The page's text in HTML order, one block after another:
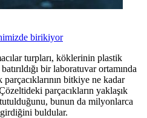
birikiyor
turpları, köklerinin plastik
bir laboratuvar ortamında
bitkiye ne kadar
parçacıkların yaklaşık
bunun da milyonlarca
girdiğini buldular.